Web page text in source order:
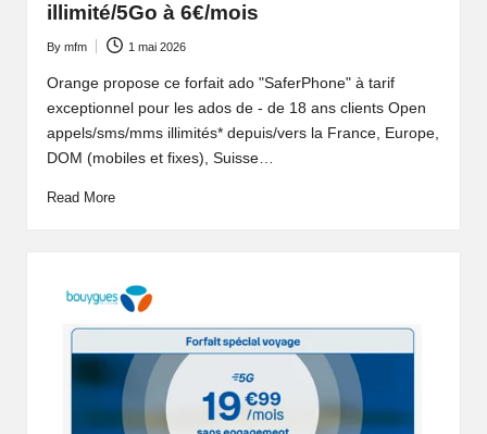
illimité/5Go à 6€/mois
Posted
by
By mfm 1 mai 2026
Orange propose ce forfait ado "SaferPhone" à tarif
exceptionnel pour les ados de - de 18 ans clients Open
appels/sms/mms illimités* depuis/vers la France, Europe,
DOM (mobiles et fixes), Suisse…
Read More